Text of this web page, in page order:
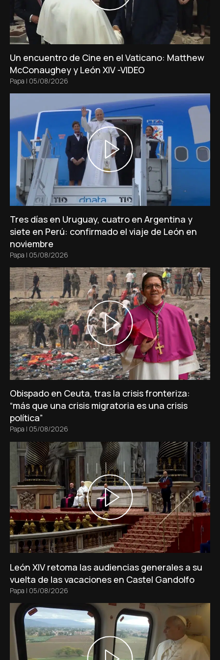
Un encuentro de Cine en el Vaticano: Matthew
McConaughey y León XIV -VIDEO
Papa | 05/08/2026
Tres días en Uruguay, cuatro en Argentina y
siete en Perú: confirmado el viaje de León en
noviembre
Papa | 05/08/2026
Obispado en Ceuta, tras la crisis fronteriza:
“más que una crisis migratoria es una crisis
política”
Papa | 05/08/2026
León XIV retoma las audiencias generales a su
vuelta de las vacaciones en Castel Gandolfo
Papa | 05/08/2026